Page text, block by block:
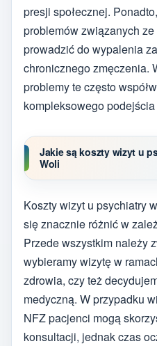
presji społecznej.
problemów związanych
prowadzić do wypalenia
chronicznego zmęczenia.
problemy te często
kompleksowego
Jakie są koszty wizyt u
Woli
Koszty wizyt u psychiatry
się znacznie różnić w
Przede wszystkim należy
wybieramy wizytę w
zdrowia, czy też
medyczną. W przypadku
NFZ pacjenci mogą
konsultacji, jednak czas